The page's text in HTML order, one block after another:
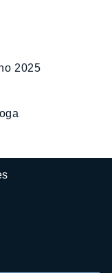
2025